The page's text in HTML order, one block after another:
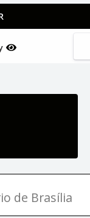
de Brasília